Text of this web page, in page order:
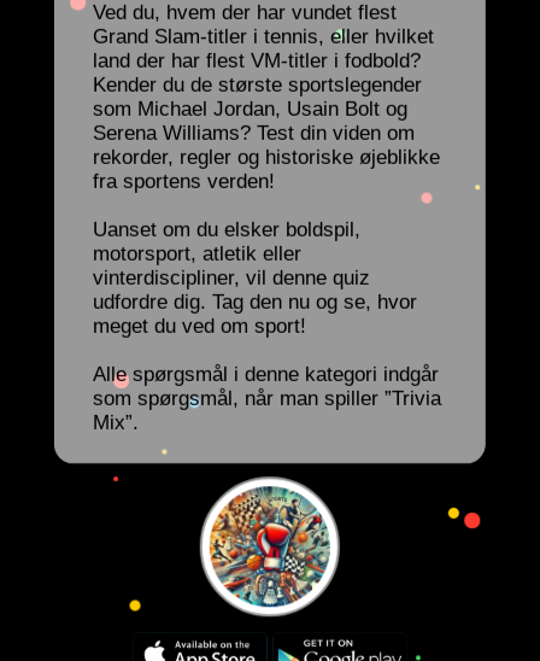
Ved du, hvem der har vundet flest
Grand Slam-titler i tennis, eller hvilket
land der har flest VM-titler i fodbold?
Kender du de største sportslegender
som Michael Jordan, Usain Bolt og
Serena Williams? Test din viden om
rekorder, regler og historiske øjeblikke
fra sportens verden!
Uanset om du elsker boldspil,
motorsport, atletik eller
vinterdiscipliner, vil denne quiz
udfordre dig. Tag den nu og se, hvor
meget du ved om sport!
Alle spørgsmål i denne kategori indgår
som spørgsmål, når man spiller ”Trivia
Mix”.